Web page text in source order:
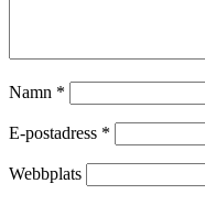
Namn *
E-postadress *
Webbplats